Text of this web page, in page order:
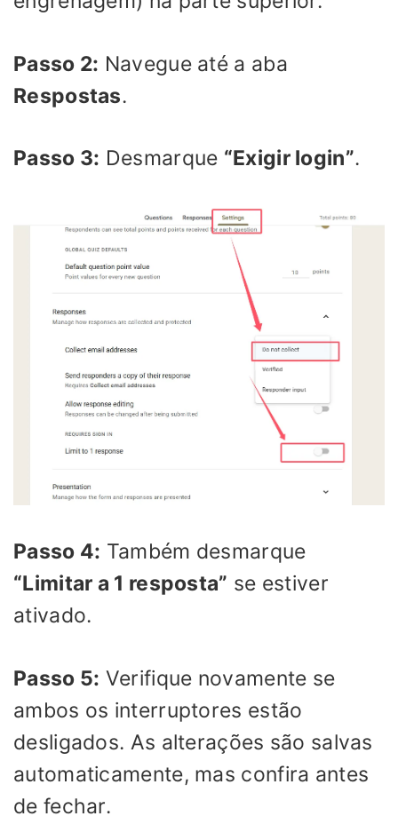
Passo 2: Navegue até a aba
Respostas.
Passo 3: Desmarque “Exigir login”.
Passo 4: Também desmarque
“Limitar a 1 resposta” se estiver
ativado.
Passo 5: Verifique novamente se
ambos os interruptores estão
desligados. As alterações são salvas
automaticamente, mas confira antes
de fechar.